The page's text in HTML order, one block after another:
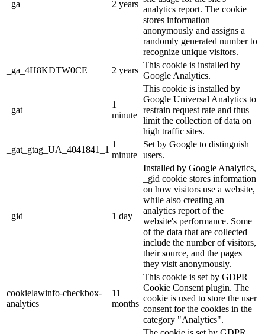
_ga 2 years
analytics report. The cookie
stores information
anonymously and assigns a
randomly generated number to
recognize unique visitors.
_ga_4H8KDTW0CE
2 years
This cookie is installed by
Google Analytics.
_gat
1
minute
This cookie is installed by
Google Universal Analytics to
restrain request rate and thus
limit the collection of data on
high traffic sites.
_gat_gtag_UA_4041841_1
1
minute
Set by Google to distinguish
users.
_gid 1 day
Installed by Google Analytics,
_gid cookie stores information
on how visitors use a website,
while also creating an
analytics report of the
website's performance. Some
of the data that are collected
include the number of visitors,
their source, and the pages
they visit anonymously.
cookielawinfo-checkbox-
analytics
11
months
This cookie is set by GDPR
Cookie Consent plugin. The
cookie is used to store the user
consent for the cookies in the
category "Analytics".